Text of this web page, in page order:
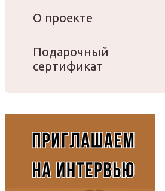
О проекте
Подарочный
сертификат